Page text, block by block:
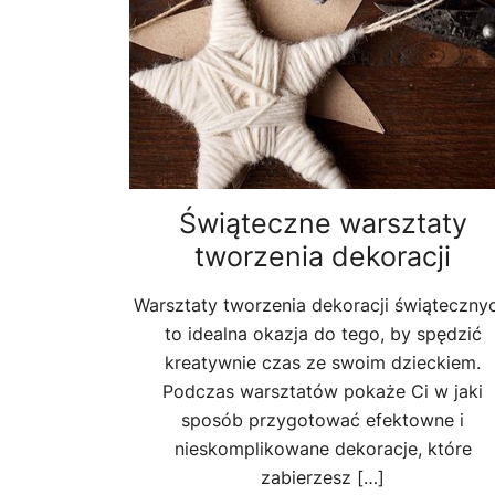
Świąteczne warsztaty
tworzenia dekoracji
Warsztaty tworzenia dekoracji
to idealna okazja do tego, by spędzić
kreatywnie czas ze swoim dzieckiem.
Podczas warsztatów pokaże Ci w jaki
sposób przygotować efektowne i
nieskomplikowane dekoracje, które
zabierzesz […]